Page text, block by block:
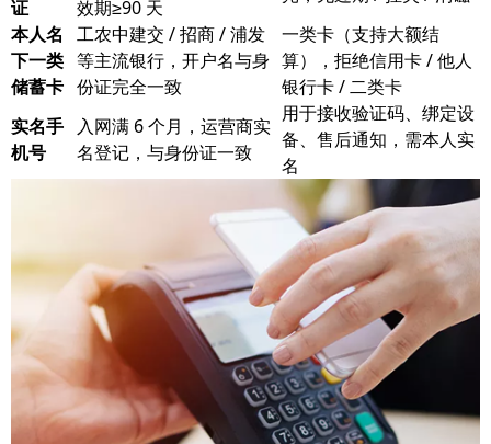
证
效期≥90 天
本人名
下一类
储蓄卡
工农中建交 / 招商 / 浦发
等主流银行，开户名与身
份证完全一致
一类卡（支持大额结
算），拒绝信用卡 / 他人
银行卡 / 二类卡
实名手
机号
入网满 6 个月，运营商实
名登记，与身份证一致
用于接收验证码、绑定设
备、售后通知，需本人实
名